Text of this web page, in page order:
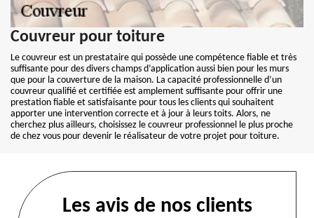
Couvreur pour toiture
Le couvreur est un prestataire qui possède une compétence fiable et très
suffisante pour des divers champs d’application aussi bien pour les murs
que pour la couverture de la maison. La capacité professionnelle d’un
couvreur qualifié et certifiée est amplement suffisante pour offrir une
prestation fiable et satisfaisante pour tous les clients qui souhaitent
apporter une intervention correcte et à jour à leurs toits. Alors, ne
cherchez plus ailleurs, choisissez le couvreur professionnel le plus proche
de chez vous pour devenir le réalisateur de votre projet pour toiture.
Les avis de nos clients